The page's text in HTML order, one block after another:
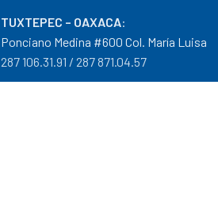
TUXTEPEC – OAXACA:
Ponciano Medina #600 Col. María Luisa
287 106.31.91 / 287 871.04.57